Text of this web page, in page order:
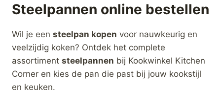
Steelpannen online bestellen
Wil je een steelpan kopen voor nauwkeurig en
veelzijdig koken? Ontdek het complete
assortiment steelpannen bij Kookwinkel Kitchen
Corner en kies de pan die past bij jouw kookstijl
en keuken.